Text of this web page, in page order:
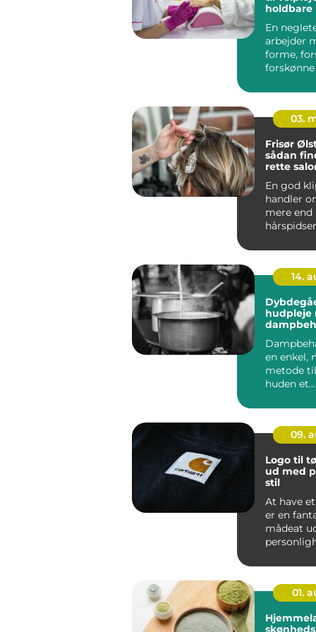
holdbare
En
arbejder
forme,
ikke kun...
03.
Frisør
sådan
rette
En god
handler
mere end
er
14.
hudpleje
en enkel,
metode
huden et
–...
09.
Logo til
ud med
stil
At have
er en
mådeat
01.